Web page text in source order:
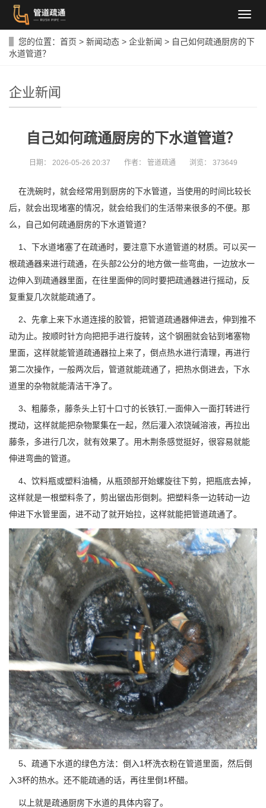
导
菜
您的位置： 首页 > 新闻动态 > 企业新闻 > 自己如何疏通厨房的下
水道管道？
企业新闻
自己如何疏通厨房的下水道管道？
日期： 2026-05-26 20:37 作者： 管道疏通 浏览： 373649
在洗碗时，就会经常用到厨房的下水管道，当使用的时间比较长
后，就会出现堵塞的情况，就会给我们的生活带来很多的不便。那
么，自己如何疏通厨房的下水道管道？
1、下水道堵塞了在疏通时，要注意下水道管道的材质。可以买一
根疏通器来进行疏通，在头部2公分的地方做一些弯曲，一边放水一
边伸入到疏通器里面，在往里面伸的同时要把疏通器进行摇动，反
复重复几次就能疏通了。
2、先拿上来下水道连接的胶管，把管道疏通器伸进去，伸到推不
动为止。按顺时针方向把把手进行旋转，这个钢圈就会钻到堵塞物
里面，这样就能管道疏通器拉上来了，倒点热水进行清理，再进行
第二次操作，一般两次后，管道就能疏通了，把热水倒进去，下水
道里的杂物就能清洁干净了。
3、粗藤条，藤条头上钉十口寸的长铁钉,一面伸入一面打转进行
搅动，这样就能把杂物聚集在一起，然后灌入浓饶碱溶液，再拉出
藤条，多进行几次，就有效果了。用木荆条感觉挺好，很容易就能
伸进弯曲的管道。
4、饮料瓶或塑料油桶，从瓶颈部开始螺旋往下剪，把瓶底去掉，
这样就是一根塑料条了，剪出锯齿形倒刺。把塑料条一边转动一边
伸进下水管里面，进不动了就开始拉，这样就能把管道疏通了。
5、疏通下水道的绿色方法：倒入1杯洗衣粉在管道里面，然后倒
入3杯的热水。还不能疏通的话，再往里倒1杯醋。
以上就是疏通厨房下水道的具体内容了。